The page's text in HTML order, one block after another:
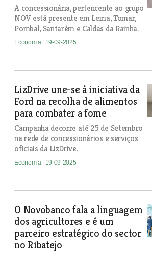
A concessionária, pertencente ao grupo
NOV está presente em Leiria, Tomar,
Pombal, Santarém e Caldas da Rainha.
Economia | 19-09-2025
LizDrive une-se à iniciativa da
Ford na recolha de alimentos
para combater a fome
Campanha decorre até 25 de Setembro
na rede de concessionários e serviços
oficiais da LizDrive.
Economia | 19-09-2025
O Novobanco fala a linguagem
dos agricultores e é um
parceiro estratégico do sector
no Ribatejo